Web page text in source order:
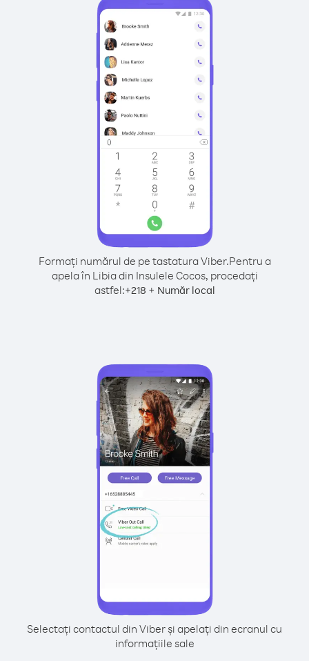
Formați numărul de pe tastatura Viber.Pentru a
apela în Libia din Insulele Cocos, procedați
astfel:+218 + Număr local
Selectați contactul din Viber și apelați din ecranul cu
informațiile sale